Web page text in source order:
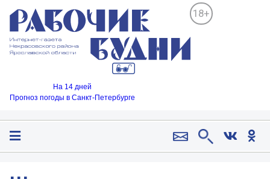
18+
На 14 дней
Прогноз погоды в Санкт-Петербурге